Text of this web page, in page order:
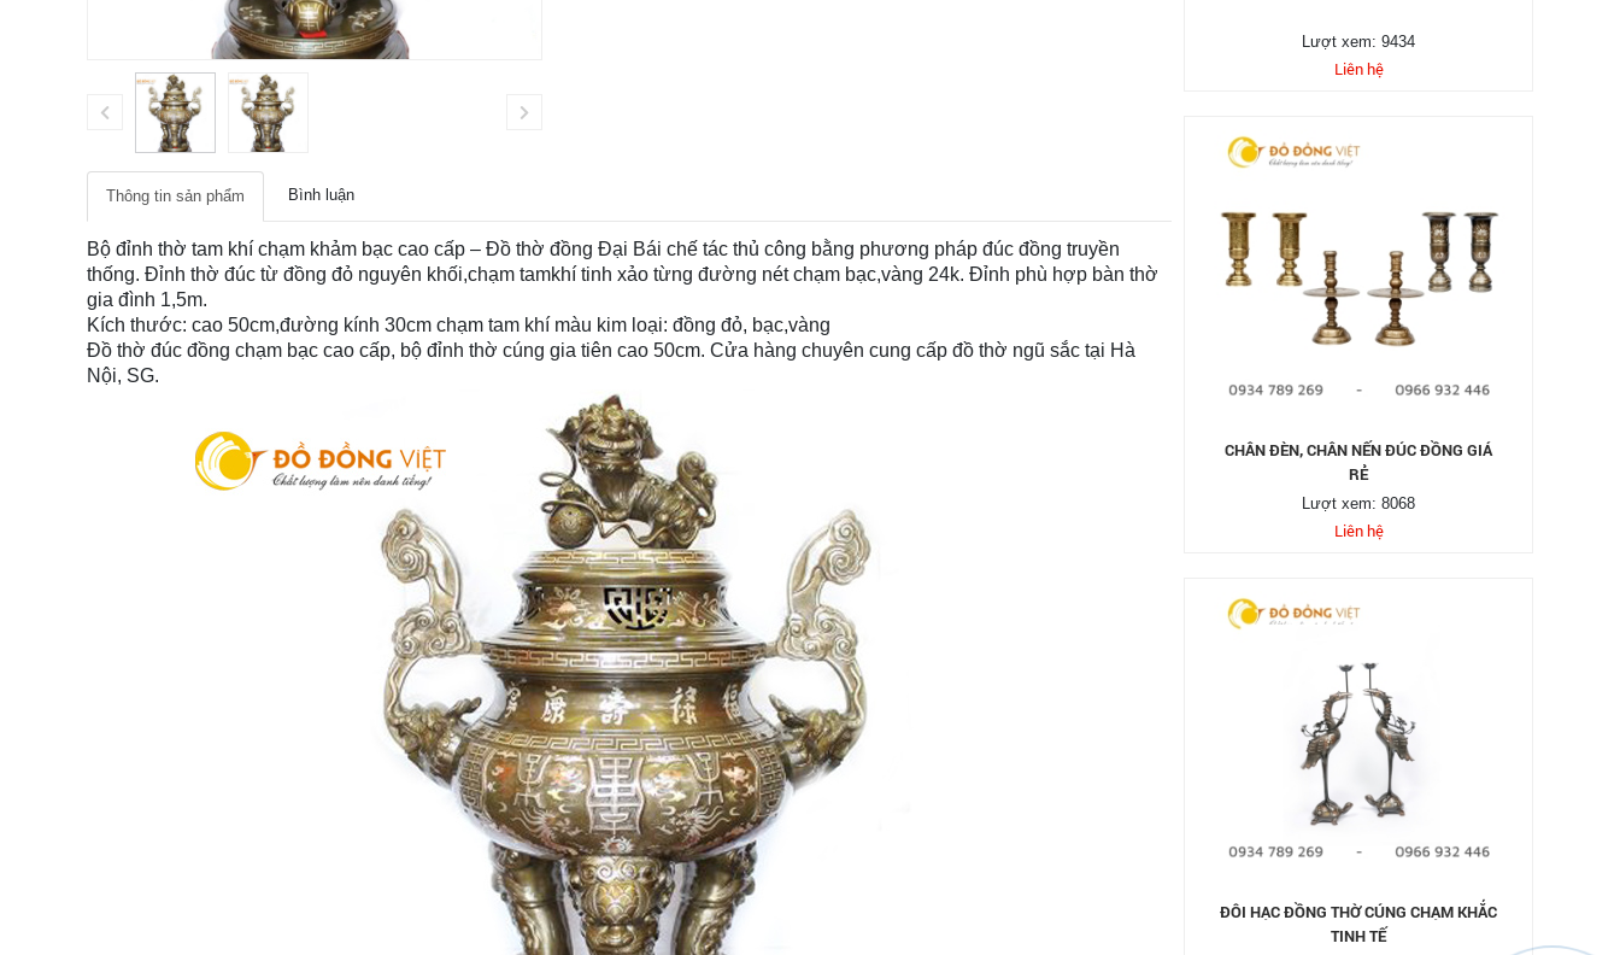
Thông tin sản phẩm Bình luận
Bộ đỉnh thờ tam khí chạm khảm bạc cao cấp – Đồ thờ đồng Đại Bái chế tác thủ công bằng phương pháp đúc đồng truyền
thống. Đỉnh thờ đúc từ đồng đỏ nguyên khối,chạm tamkhí tinh xảo từng đường nét chạm bạc,vàng 24k. Đỉnh phù hợp bàn thờ
gia đình 1,5m.
Kích thước: cao 50cm,đường kính 30cm chạm tam khí màu kim loại: đồng đỏ, bạc,vàng
Đồ thờ đúc đồng chạm bạc cao cấp, bộ đỉnh thờ cúng gia tiên cao 50cm. Cửa hàng chuyên cung cấp đồ thờ ngũ sắc tại Hà
Nội, SG.
Lượt xem: 9434
Liên hệ
CHÂN ĐÈN, CHÂN NẾN ĐÚC ĐỒNG GIÁ
RẺ
Lượt xem: 8068
Liên hệ
ĐÔI HẠC ĐỒNG THỜ CÚNG CHẠM KHẮC
TINH TẾ